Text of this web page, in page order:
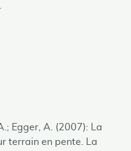
Egger, A. (2007): La
terrain en pente. La